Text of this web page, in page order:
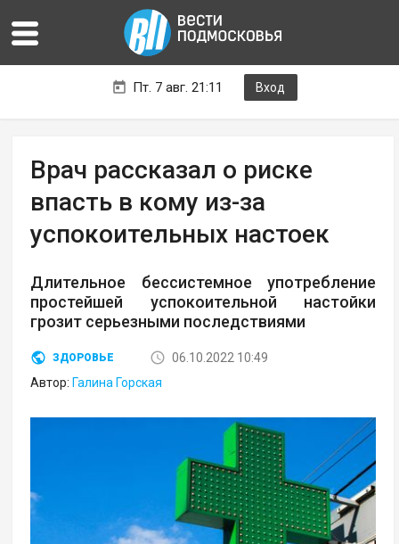
Пт. 7 авг. 21:11 Вход
Врач рассказал о риске
впасть в кому из-за
успокоительных настоек
Длительное бессистемное употребление
простейшей успокоительной настойки
грозит серьезными последствиями
ЗДОРОВЬЕ
06.10.2022 10:49
Автор: Галина Горская